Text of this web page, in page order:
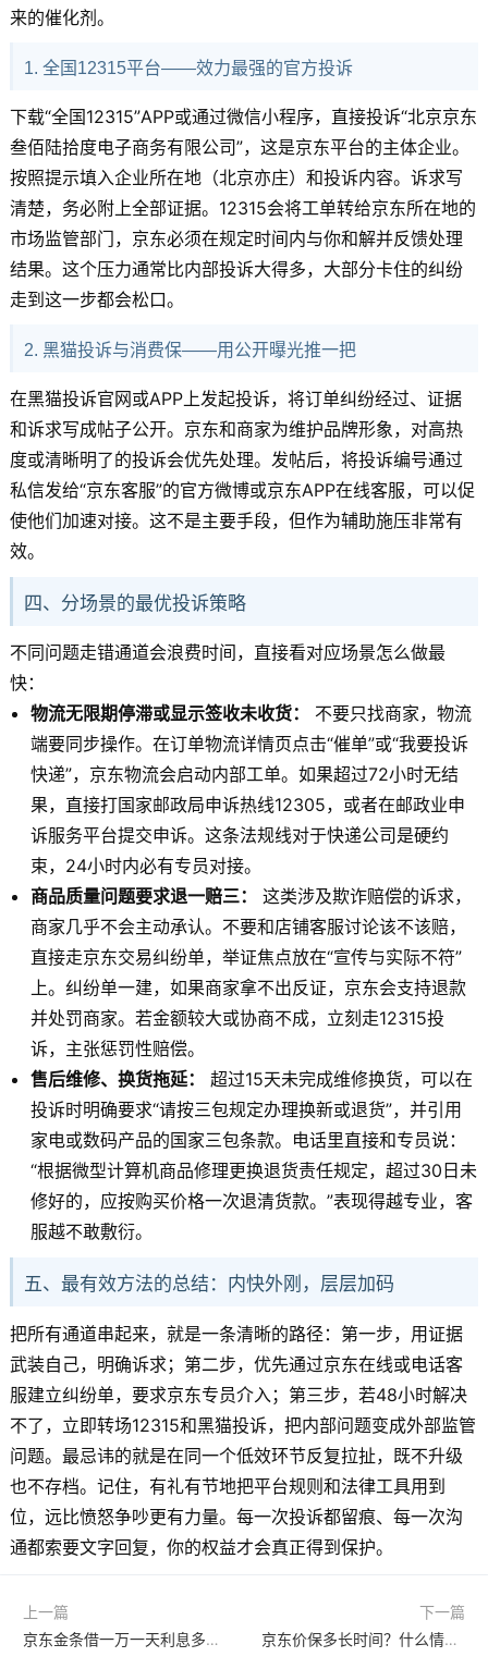
来的催化剂。
1. 全国12315平台——效力最强的官方投诉
下载“全国12315”APP或通过微信小程序，直接投诉“北京京东
叁佰陆拾度电子商务有限公司”，这是京东平台的主体企业。
按照提示填入企业所在地（北京亦庄）和投诉内容。诉求写
清楚，务必附上全部证据。12315会将工单转给京东所在地的
市场监管部门，京东必须在规定时间内与你和解并反馈处理
结果。这个压力通常比内部投诉大得多，大部分卡住的纠纷
走到这一步都会松口。
2. 黑猫投诉与消费保——用公开曝光推一把
在黑猫投诉官网或APP上发起投诉，将订单纠纷经过、证据
和诉求写成帖子公开。京东和商家为维护品牌形象，对高热
度或清晰明了的投诉会优先处理。发帖后，将投诉编号通过
私信发给“京东客服”的官方微博或京东APP在线客服，可以促
使他们加速对接。这不是主要手段，但作为辅助施压非常有
效。
四、分场景的最优投诉策略
不同问题走错通道会浪费时间，直接看对应场景怎么做最
快：
物流无限期停滞或显示签收未收货：
不要只找商家，物流
端要同步操作。在订单物流详情页点击“催单”或“我要投诉
快递”，京东物流会启动内部工单。如果超过72小时无结
果，直接打国家邮政局申诉热线12305，或者在邮政业申
诉服务平台提交申诉。这条法规线对于快递公司是硬约
束，24小时内必有专员对接。
商品质量问题要求退一赔三：
这类涉及欺诈赔偿的诉求，
商家几乎不会主动承认。不要和店铺客服讨论该不该赔，
直接走京东交易纠纷单，举证焦点放在“宣传与实际不符”
上。纠纷单一建，如果商家拿不出反证，京东会支持退款
并处罚商家。若金额较大或协商不成，立刻走12315投
诉，主张惩罚性赔偿。
售后维修、换货拖延：
超过15天未完成维修换货，可以在
投诉时明确要求“请按三包规定办理换新或退货”，并引用
家电或数码产品的国家三包条款。电话里直接和专员说：
“根据微型计算机商品修理更换退货责任规定，超过30日未
修好的，应按购买价格一次退清货款。”表现得越专业，客
服越不敢敷衍。
五、最有效方法的总结：内快外刚，层层加码
把所有通道串起来，就是一条清晰的路径：第一步，用证据
武装自己，明确诉求；第二步，优先通过京东在线或电话客
服建立纠纷单，要求京东专员介入；第三步，若48小时解决
不了，立即转场12315和黑猫投诉，把内部问题变成外部监管
问题。最忌讳的就是在同一个低效环节反复拉扯，既不升级
也不存档。记住，有礼有节地把平台规则和法律工具用到
位，远比愤怒争吵更有力量。每一次投诉都留痕、每一次沟
通都索要文字回复，你的权益才会真正得到保护。
上一篇
京东金条借一万一天利息多少？真实利率计算与高低对比分析
下一篇
京东价保多长时间？什么情况不在价保范围？京东自营及第三方店铺价保规则详解